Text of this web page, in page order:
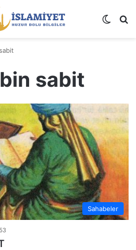
Dış
sabit
Sahabeler